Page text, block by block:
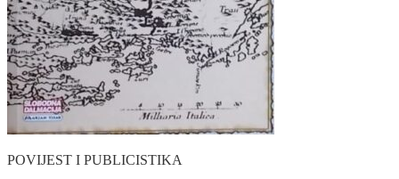
POVIJEST I PUBLICISTIKA